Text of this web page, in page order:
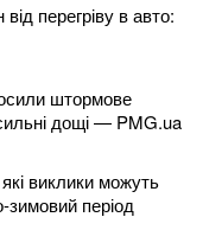
перегріву в авто:
штормове
дощі — PMG.ua
які виклики можуть
зимовий період